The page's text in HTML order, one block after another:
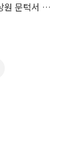
美 클래리티 법안 연내 통과 가능성 13%…상원 문턱서 제동